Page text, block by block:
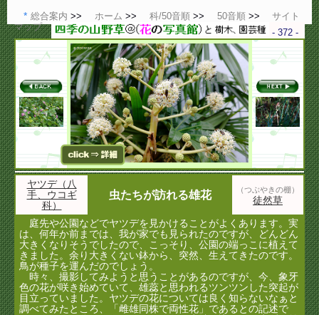
総合案内 ホーム 科/50音順 50音順
サイト
マップ
- 372 -
ヤツデ（八
手、ウコギ
科）
虫たちが訪れる雄花 （つぶやきの棚）
徒然草
庭先や公園などでヤツデを見かけることがよくあります。実
は、何年か前までは、我が家でも見られたのですが、どんどん
大きくなりそうでしたので、こっそり、公園の端っこに植えて
きました。余り大きくない鉢から、突然、生えてきたのです。
鳥が種子を運んだのでしょう。
時々、撮影してみようと思うことがあるのですが、今、象牙
色の花が咲き始めていて、雄蕊と思われるツンツンした突起が
目立っていました。ヤツデの花については良く知らないなぁと
調べてみたところ、「雌雄同株で両性花」であるとの記述で